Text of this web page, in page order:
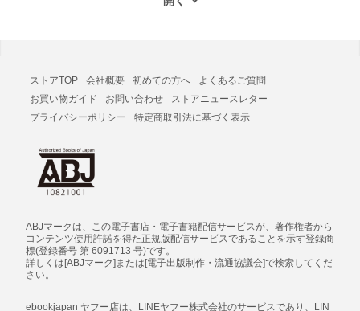
ストアTOP 会社概要 初めての方へ
よくあるご質問
お買い物ガイド
お問い合わせ
ストアニュースレター
プライバシーポリシー
特定商取引法に基づく表示
ABJマークは、この電子書店・電子書籍配信サービスが、著作権者から
コンテンツ使用許諾を得た正規版配信サービスであることを示す登録商
標(登録番号 第 6091713 号)です。
詳しくは[ABJマーク]または[電子出版制作・流通協議会]で検索してくだ
さい。
ebookjapan ヤフー店は、LINEヤフー株式会社のサービスであり、LIN